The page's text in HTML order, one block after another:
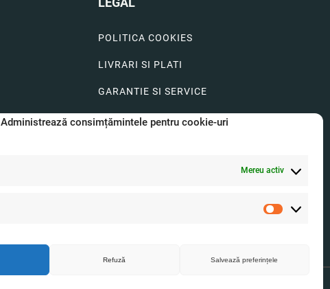
Administrează consimțămintele pentru cookie-uri
Mereu activ
Statistici
Refuză Salvează preferințele
POLITICA COOKIES
LIVRARI SI PLATI
GARANTIE SI SERVICE
FORMULAR SERVICE